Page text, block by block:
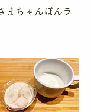
まちゃんぽんラ